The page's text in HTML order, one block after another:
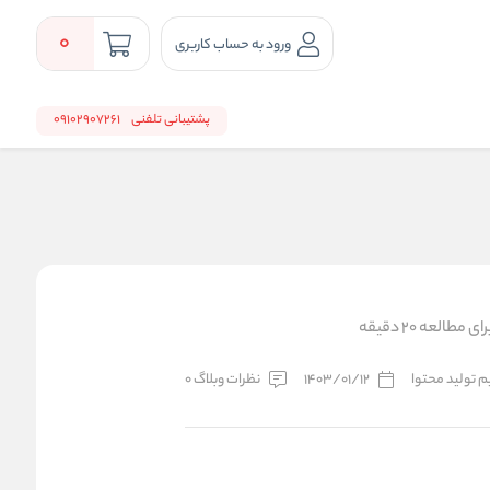
ورود به حساب کاربری 0
پشتیبانی تلفنی 09102907261
20 دقیقه
تولید محتوا 1403/01/12 نظرات وبلاگ 0